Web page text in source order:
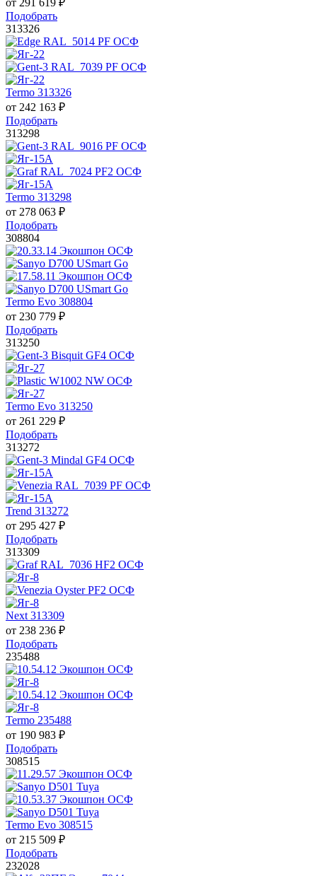
от 291 619 ₽
Подобрать
313326
Termo 313326
от 242 163 ₽
Подобрать
313298
Termo 313298
от 278 063 ₽
Подобрать
308804
Termo Evo 308804
от 230 779 ₽
Подобрать
313250
Termo Evo 313250
от 261 229 ₽
Подобрать
313272
Trend 313272
от 295 427 ₽
Подобрать
313309
Next 313309
от 238 236 ₽
Подобрать
235488
Termo 235488
от 190 983 ₽
Подобрать
308515
Termo Evo 308515
от 215 509 ₽
Подобрать
232028